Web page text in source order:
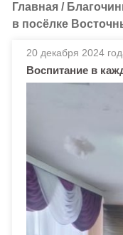
Главная /
в посёлке
20 декабря 2024
Воспитание в